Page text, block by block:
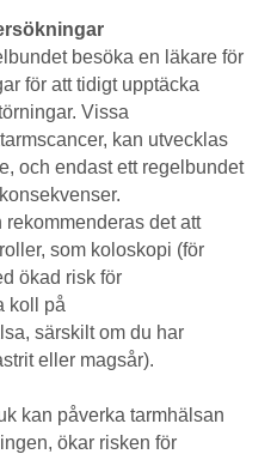
besöka en läkare för
för att tidigt upptäcka
Vissa
kan utvecklas
och endast ett regelbundet
det att
som koloskopi (för
ökad risk för
koll på
särskilt om du har
eller magsår).
kan påverka tarmhälsan
ökar risken för